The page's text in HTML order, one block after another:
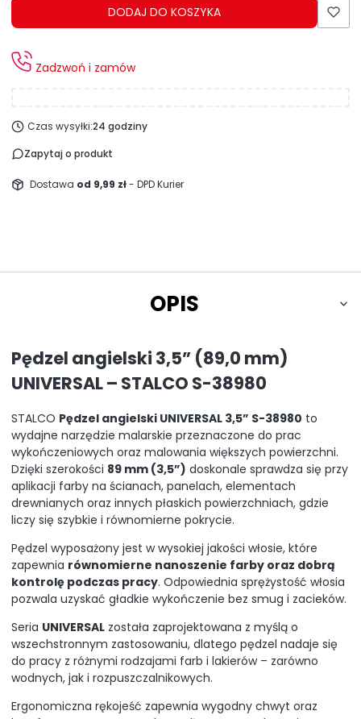
DODAJ DO KOSZYKA
Zadzwoń i zamów
Czas wysyłki:24 godziny
Zapytaj o produkt
Dostawa od 9,99 zł- DPD Kurier
OPIS
Pędzel angielski 3,5” (89,0 mm)
UNIVERSAL – STALCO S-38980
STALCO Pędzel angielski UNIVERSAL 3,5” S-38980 to
wydajne narzędzie malarskie przeznaczone do prac
wykończeniowych oraz malowania większych powierzchni.
Dzięki szerokości 89 mm (3,5”) doskonale sprawdza się przy
aplikacji farby na ścianach, panelach, elementach
drewnianych oraz innych płaskich powierzchniach, gdzie
liczy się szybkie i równomierne pokrycie.
Pędzel wyposażony jest w wysokiej jakości włosie, które
zapewnia równomierne nanoszenie farby oraz dobrą
kontrolę podczas pracy. Odpowiednia sprężystość włosia
pozwala uzyskać gładkie wykończenie bez smug i zacieków.
Seria UNIVERSAL została zaprojektowana z myślą o
wszechstronnym zastosowaniu, dlatego pędzel nadaje się
do pracy z różnymi rodzajami farb i lakierów – zarówno
wodnych, jak i rozpuszczalnikowych.
Ergonomiczna rękojeść zapewnia wygodny chwyt oraz